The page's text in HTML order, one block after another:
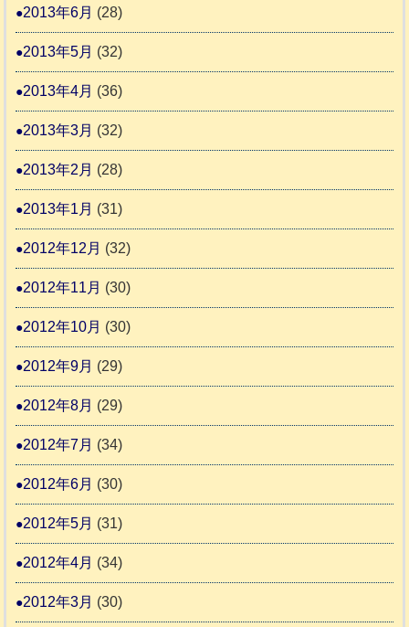
2013年6月 (28)
2013年5月 (32)
2013年4月 (36)
2013年3月 (32)
2013年2月 (28)
2013年1月 (31)
2012年12月 (32)
2012年11月 (30)
2012年10月 (30)
2012年9月 (29)
2012年8月 (29)
2012年7月 (34)
2012年6月 (30)
2012年5月 (31)
2012年4月 (34)
2012年3月 (30)